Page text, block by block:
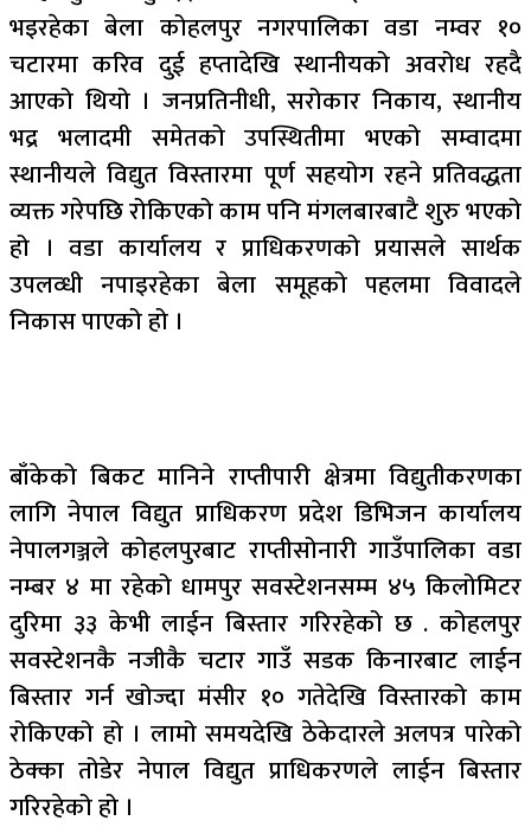
भइरहेका बेला कोहलपुर नगरपालिका वडा नम्वर १०
चटारमा करिव दुई हप्तादेखि स्थानीयको अवरोध रहदै
आएको थियो । जनप्रतिनीधी, सरोकार निकाय, स्थानीय
भद्र भलादमी समेतको उपस्थितीमा भएको सम्वादमा
स्थानीयले विद्युत विस्तारमा पूर्ण सहयोग रहने प्रतिवद्धता
व्यक्त गरेपछि रोकिएको काम पनि मंगलबारबाटै शुरु भएको
हो । वडा कार्यालय र प्राधिकरणको प्रयासले सार्थक
उपलव्धी नपाइरहेका बेला समूहको पहलमा विवादले
निकास पाएको हो ।
बाँकेको बिकट मानिने राप्तीपारी क्षेत्रमा विद्युतीकरणका
लागि नेपाल विद्युत प्राधिकरण प्रदेश डिभिजन कार्यालय
नेपालगञ्जले कोहलपुरबाट राप्तीसोनारी गाउँपालिका वडा
नम्बर ४ मा रहेको धामपुर सवस्टेशनसम्म ४५ किलोमिटर
दुरिमा ३३ केभी लाईन बिस्तार गरिरहेको छ . कोहलपुर
सवस्टेशनकै नजीकै चटार गाउँ सडक किनारबाट लाईन
बिस्तार गर्न खोज्दा मंसीर १० गतेदेखि विस्तारको काम
रोकिएको हो । लामो समयदेखि ठेकेदारले अलपत्र पारेको
ठेक्का तोडेर नेपाल विद्युत प्राधिकरणले लाईन बिस्तार
गरिरहेको हो ।